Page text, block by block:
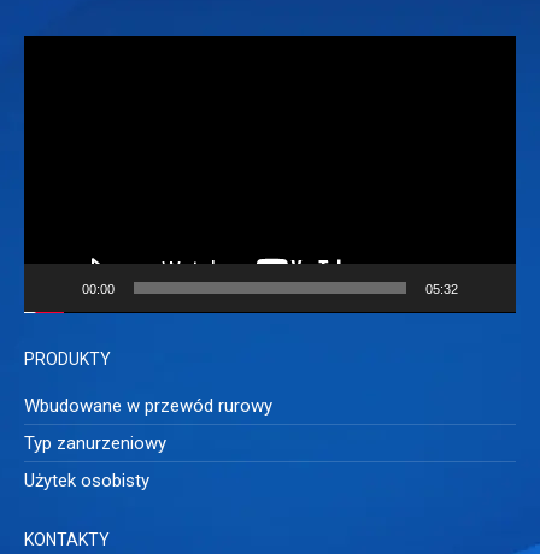
00:00 05:32
PRODUKTY
Wbudowane w przewód rurowy
Typ zanurzeniowy
Użytek osobisty
KONTAKTY